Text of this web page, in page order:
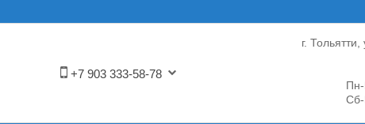
+7 903 333-58-78
г.
Сб-